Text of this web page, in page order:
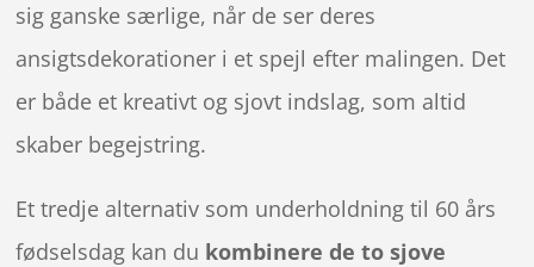
sig ganske særlige, når de ser deres
ansigtsdekorationer i et spejl efter malingen. Det
er både et kreativt og sjovt indslag, som altid
skaber begejstring.
Et tredje alternativ som underholdning til 60 års
fødselsdag kan du kombinere de to sjove